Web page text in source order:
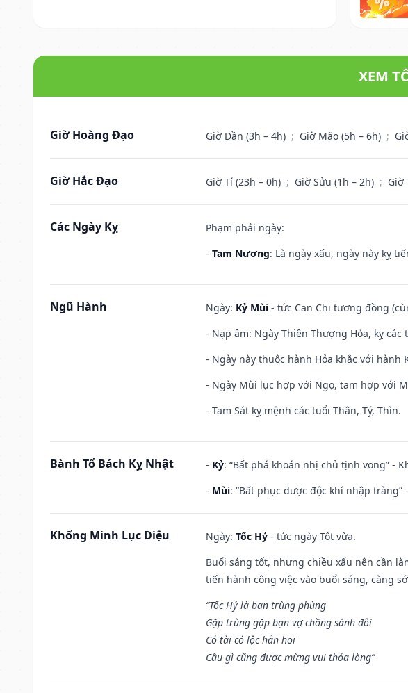
XEM
Giờ Hoàng Đạo Giờ Dần (3h – 4h) ; Giờ Mão (5h – 6h) ;
Giờ Hắc Đạo Giờ Tí (23h – 0h) ; Giờ Sửu (1h – 2h) ; Giờ
Các Ngày Kỵ
Phạm phải ngày:
- Tam Nương: Là ngày xấu, ngày này kỵ
Ngũ Hành Ngày: Kỷ Mùi - tức Can Chi tương đồng
- Nạp âm: Ngày Thiên Thượng Hỏa, kỵ các
- Ngày này thuộc hành Hỏa khắc với hành
- Ngày Mùi lục hợp với Ngọ, tam hợp với
- Tam Sát kỵ mệnh các tuổi Thân, Tý, Thìn.
Bành Tổ Bách Kỵ Nhật - Kỷ: “Bất phá khoán nhị chủ tịnh vong” -
- Mùi: “Bất phục dược độc khí nhập
Khổng Minh Lục Diệu Ngày: Tốc Hỷ - tức ngày Tốt vừa.
Buổi sáng tốt, nhưng chiều xấu nên cần
tiến hành công việc vào buổi sáng, càng
“Tốc Hỷ là bạn trùng phùng
Gặp trùng gặp bạn vợ chồng sánh đôi
Có tài có lộc hẳn hoi
Cầu gì cũng được mừng vui thỏa lòng”